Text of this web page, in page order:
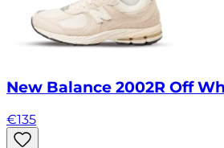
New Balance 2002R Off
€135